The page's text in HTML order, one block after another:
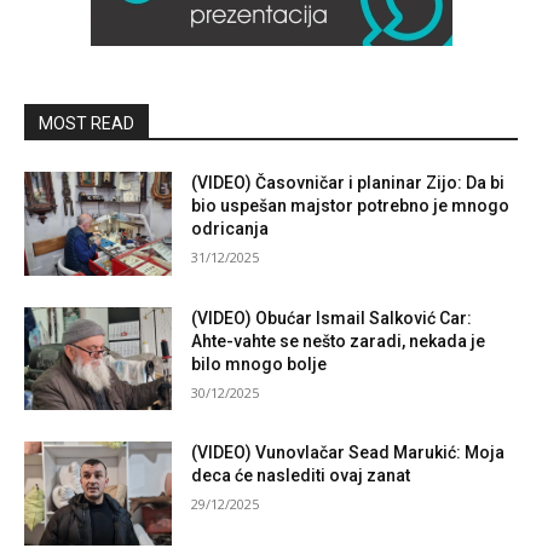
MOST READ
(VIDEO) Časovničar i planinar Zijo: Da bi
bio uspešan majstor potrebno je mnogo
odricanja
31/12/2025
(VIDEO) Obućar Ismail Salković Car:
Ahte-vahte se nešto zaradi, nekada je
bilo mnogo bolje
30/12/2025
(VIDEO) Vunovlačar Sead Marukić: Moja
deca će naslediti ovaj zanat
29/12/2025